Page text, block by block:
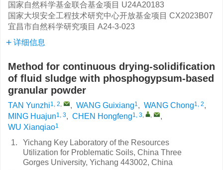
国家自然科学基金联合基金项目 U24A20183
国家大坝安全工程技术研究中心开放基金项目 CX2023B07
宜昌市自然科学研究项目 A24-3-023
详细信息
Method for continuous drying-solidification
of fluid sludge with phosphogypsum-based
granular powder
TAN Yunzhi1, 2, , WANG Guixiang1, WANG Chong1, 2,
MING Huajun1, 3, CHEN Hongfeng1, 3, ,
,
WU Xianqiao1
1.
Yichang Key Laboratory of the Resources
Utilization for Problematic Soils, China Three
Gorges University, Yichang 443002, China